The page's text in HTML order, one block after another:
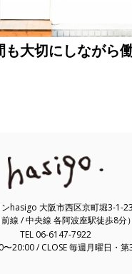
も大切にしながら
hasigo 大阪市西区京町堀3-1-
前線 / 中央線 各阿波座駅徒歩8分）
TEL 06-6147-7922
〜20:00 / CLOSE 毎週月曜日・第